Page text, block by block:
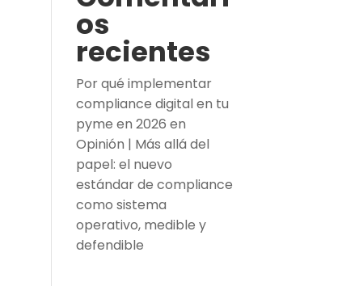
os
recientes
Por qué implementar
compliance digital en tu
pyme en 2026 en
Opinión | Más allá del
papel: el nuevo
estándar de compliance
como sistema
operativo, medible y
defendible